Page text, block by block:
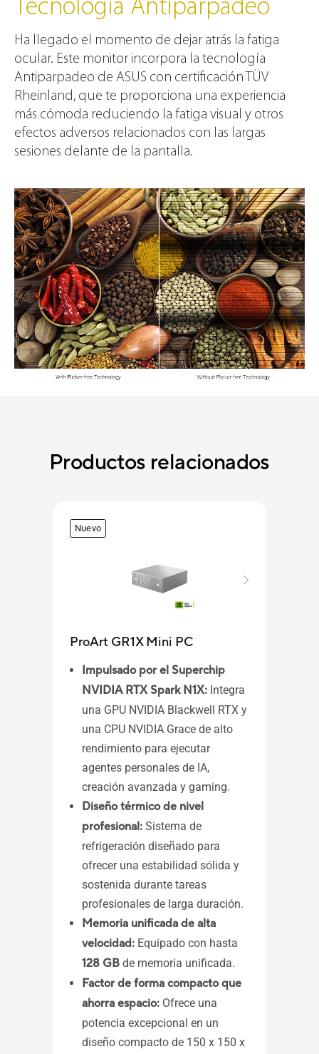
Tecnología Antiparpadeo
Ha llegado el momento de dejar atrás la fatiga
ocular. Este monitor incorpora la tecnología
Antiparpadeo de ASUS con certificación TÜV
Rheinland, que te proporciona una experiencia
más cómoda reduciendo la fatiga visual y otros
efectos adversos relacionados con las largas
sesiones delante de la pantalla.
Productos relacionados
Nuevo
ProArt GR1X Mini PC
Impulsado por el Superchip
NVIDIA RTX Spark N1X: Integra
una GPU NVIDIA Blackwell RTX y
una CPU NVIDIA Grace de alto
rendimiento para ejecutar
agentes personales de IA,
creación avanzada y gaming.
Diseño térmico de nivel
profesional: Sistema de
refrigeración diseñado para
ofrecer una estabilidad sólida y
sostenida durante tareas
profesionales de larga duración.
Memoria unificada de alta
velocidad: Equipado con hasta
128 GB de memoria unificada.
Factor de forma compacto que
ahorra espacio: Ofrece una
potencia excepcional en un
diseño compacto de 150 x 150 x